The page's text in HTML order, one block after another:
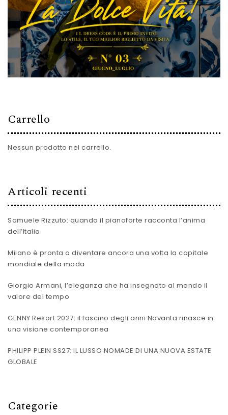
Carrello
Nessun prodotto nel carrello.
Articoli recenti
Samuele Rizzuto: quando il pianoforte racconta l’anima
dell’Italia
Milano è pronta a diventare ancora una volta la capitale
mondiale della moda
Giorgio Armani, l’eleganza che ha insegnato al mondo il
valore del tempo
GENNY Resort 2027: il fascino degli anni Novanta rinasce in
una visione contemporanea
PHILIPP PLEIN SS27: IL LUSSO NOMADE DI UNA NUOVA ESTATE
GLOBALE
Categorie